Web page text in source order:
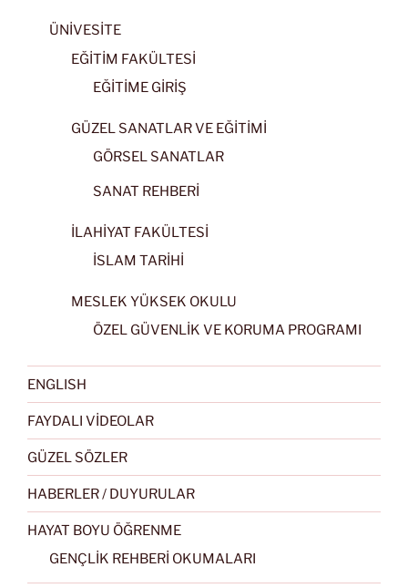
ÜNİVESİTE
EĞİTİM FAKÜLTESİ
EĞİTİME GİRİŞ
GÜZEL SANATLAR VE EĞİTİMİ
GÖRSEL SANATLAR
SANAT REHBERİ
İLAHİYAT FAKÜLTESİ
İSLAM TARİHİ
MESLEK YÜKSEK OKULU
ÖZEL GÜVENLİK VE KORUMA PROGRAMI
ENGLISH
FAYDALI VİDEOLAR
GÜZEL SÖZLER
HABERLER / DUYURULAR
HAYAT BOYU ÖĞRENME
GENÇLİK REHBERİ OKUMALARI